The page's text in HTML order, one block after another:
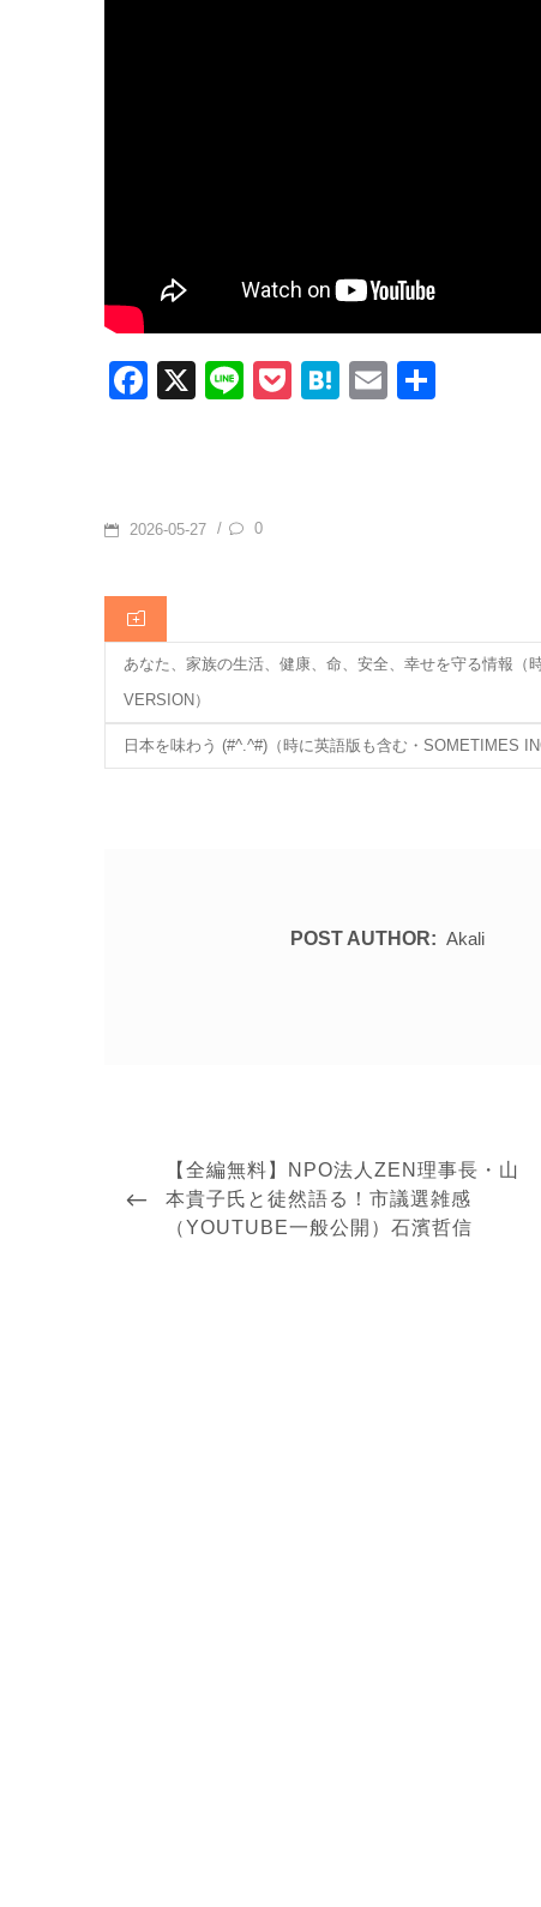
F
b
o
k
X
Li
P
H
E
POSTED
2026-05-27 / 0
あなた、家族の生活、健康、命、安全、幸せを守る情報
VERSION）
日本を味わう (#^.^#)（時に英語版も含む・SOMETIMES
POST AUTHOR: Akali
PREVIOUS
POST
【全編無料】NPO法人ZEN理事長・山
本貴子氏と徒然語る！市議選雑感
（YOUTUBE一般公開）石濱哲信